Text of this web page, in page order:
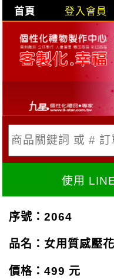
首頁 登入會員
目前購物
X
使用